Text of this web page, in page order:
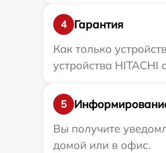
4
Гарантия
Как только
устройства HITACHI
5
Вы получите
домой или в офис.